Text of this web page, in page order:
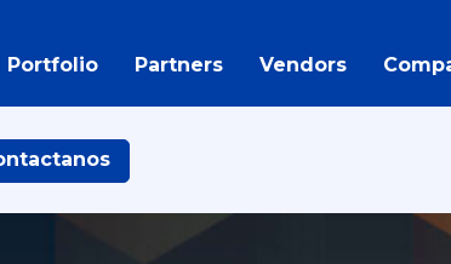
Portfolio Partners Vendors